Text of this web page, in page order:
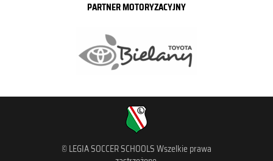
PARTNER MOTORYZACYJNY
© LEGIA SOCCER SCHOOLS Wszelkie prawa